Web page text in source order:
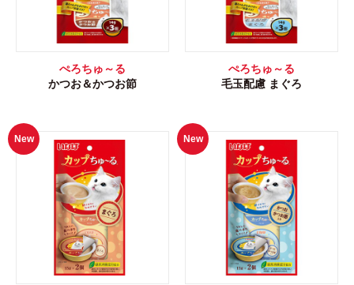
ぺろちゅ～る
かつお＆かつお節
ぺろちゅ～る
毛玉配慮 まぐろ
New New